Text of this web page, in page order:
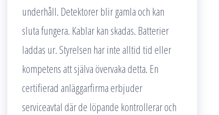
underhåll. Detektorer blir gamla och kan
sluta fungera. Kablar kan skadas. Batterier
laddas ur. Styrelsen har inte alltid tid eller
kompetens att själva övervaka detta. En
certifierad anläggarfirma erbjuder
serviceavtal där de löpande kontrollerar och